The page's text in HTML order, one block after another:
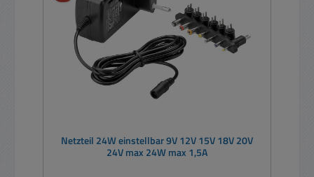
Netzteil 24W einstellbar 9V 12V 15V 18V 20V
24V max 24W max 1,5A